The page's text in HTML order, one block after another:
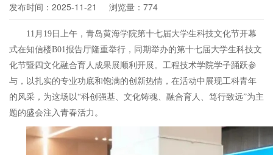
发布时间：2025-11-21 浏览量：774
11月19日上午，青岛黄海学院第十七届大学生科技文化节开幕
式在知信楼B01报告厅隆重举行，同期举办的第十七届大学生科技文
化节暨四文化融合育人成果展顺利开展。工程技术学院学子踊跃参
与，以扎实的专业功底和饱满的创新热情，在活动中展现工科青年
的风采，为这场以“科创强基、文化铸魂、融合育人、笃行致远”为主
题的盛会注入青春活力。